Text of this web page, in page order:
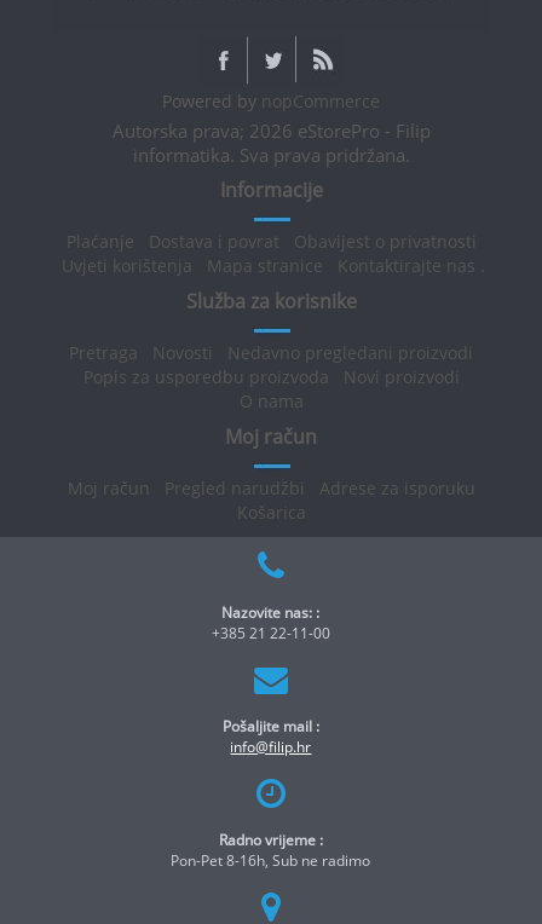
Powered by nopCommerce
Autorska prava; 2026 eStorePro - Filip
informatika. Sva prava pridržana.
Informacije
Plaćanje Dostava i povrat
Obavijest o privatnosti
Uvjeti korištenja
Mapa stranice Kontaktirajte nas .
Služba za korisnike
Pretraga Novosti
Nedavno pregledani proizvodi
Popis za usporedbu proizvoda
Novi proizvodi
O nama
Moj račun
Moj račun Pregled narudžbi
Adrese za isporuku
Košarica
Nazovite nas: :
+385 21 22-11-00
Pošaljite mail :
info@filip.hr
Radno vrijeme :
Pon-Pet 8-16h, Sub ne radimo